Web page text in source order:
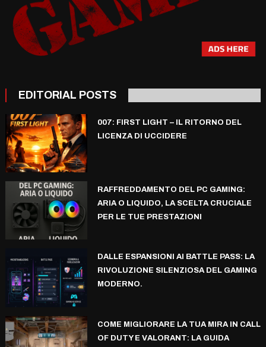
EDITORIAL POSTS
007: FIRST LIGHT – IL RITORNO DEL
LICENZA DI UCCIDERE
RAFFREDDAMENTO DEL PC GAMING:
ARIA O LIQUIDO, LA SCELTA CRUCIALE
PER LE TUE PRESTAZIONI
DALLE ESPANSIONI AI BATTLE PASS: LA
RIVOLUZIONE SILENZIOSA DEL GAMING
MODERNO.
COME MIGLIORARE LA TUA MIRA IN CALL
OF DUTY E VALORANT: LA GUIDA